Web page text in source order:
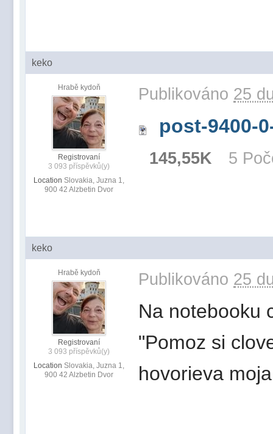
keko
Hrabě kydoň
Registrovaní
3 093 příspěvků(y)
Location Slovakia, Juzna 1,
900 42 Alzbetin Dvor
Publikováno 25
post-9400-
145,55K 5
keko
Hrabě kydoň
Registrovaní
3 093 příspěvků(y)
Location Slovakia, Juzna 1,
900 42 Alzbetin Dvor
Publikováno 25
Na notebooku
"Pomoz si
hovorieva